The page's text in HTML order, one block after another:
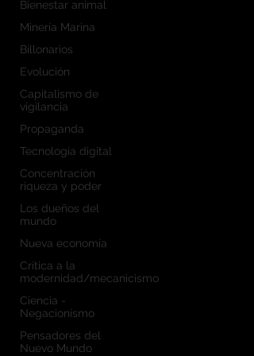
Bienestar animal
Minería Marina
Billonarios
Evolución
Capitalismo de
vigilancia
Propaganda
Tecnología digital
Concentración
riqueza y poder
Los dueños del
mundo
Nueva economía
Crítica a la
modernidad/mecanicismo
Ciencia -
Negacionismo
Pensadores del
Nuevo Mundo